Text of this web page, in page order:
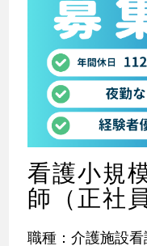
看護小規
師（正社員
職種：介護施設